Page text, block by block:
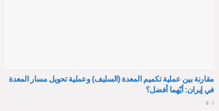
مقارنة بين عملية تكميم المعدة (السليف) وعملية تحويل مسار المعدة
في إيران: أيّهما أفضل؟